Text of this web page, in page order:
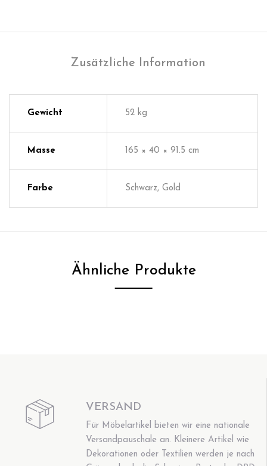
Zusätzliche Information
Gewicht 52 kg
Masse 165 × 40 × 91.5 cm
Farbe Schwarz, Gold
Ähnliche Produkte
VERSAND
Für Möbelartikel bieten wir eine nationale
Versandpauschale an. Kleinere Artikel wie
Dekorationen oder Textilien werden je nach